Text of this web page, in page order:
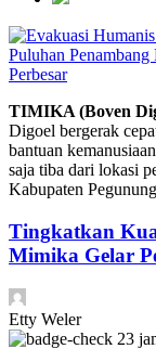
Perbesar
TIMIKA (​Boven
Digoel bergerak
bantuan
saja tiba dari lokasi
Kabupaten
Tingkatkan
Mimika Gelar
Etty Weler
23